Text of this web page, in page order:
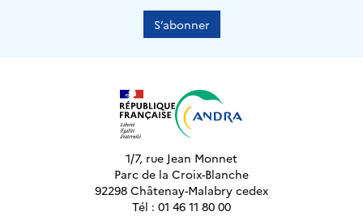
S’abonner
1/7, rue Jean Monnet
Parc de la Croix-Blanche
92298 Châtenay-Malabry cedex
Tél : 01 46 11 80 00